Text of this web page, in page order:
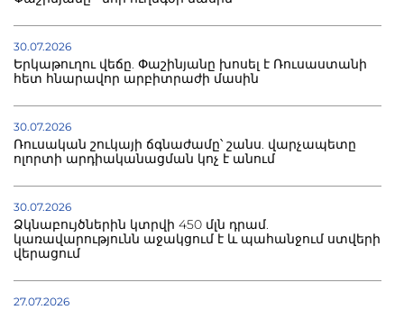
30.07.2026
Երկաթուղու վեճը. Փաշինյանը խոսել է Ռուսաստանի
հետ հնարավոր արբիտրաժի մասին
30.07.2026
Ռուսական շուկայի ճգնաժամը՝ շանս. վարչապետը
ոլորտի արդիականացման կոչ է անում
30.07.2026
Ձկնաբույծներին կտրվի 450 մլն դրամ.
կառավարությունն աջակցում է և պահանջում ստվերի
վերացում
27.07.2026